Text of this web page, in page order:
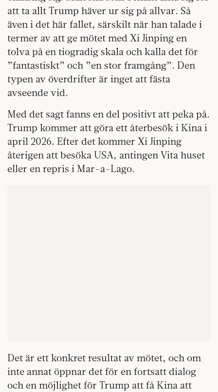
att ta allt Trump häver ur sig på allvar. Så
även i det här fallet, särskilt när han talade i
termer av att ge mötet med Xi Jinping en
tolva på en tiogradig skala och kalla det för
”fantastiskt” och ”en stor framgång”. Den
typen av överdrifter är inget att fästa
avseende vid.
Med det sagt fanns en del positivt att peka på.
Trump kommer att göra ett återbesök i Kina i
april 2026. Efter det kommer Xi Jinping
återigen att besöka USA, antingen Vita huset
eller en repris i Mar-a-Lago.
Det är ett konkret resultat av mötet, och om
inte annat öppnar det för en fortsatt dialog
och en möjlighet för Trump att få Kina att